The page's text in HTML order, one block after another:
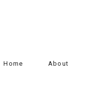
Home About